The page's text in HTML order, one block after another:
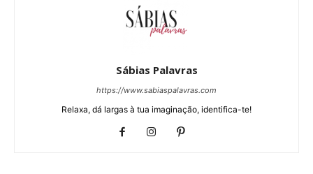
Sábias Palavras
https://www.sabiaspalavras.com
Relaxa, dá largas à tua imaginação, identifica-te!